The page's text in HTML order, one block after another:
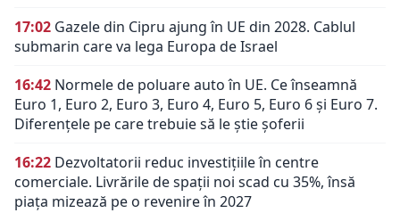
17:02 Gazele din Cipru ajung în UE din 2028. Cablul
submarin care va lega Europa de Israel
16:42 Normele de poluare auto în UE. Ce înseamnă
Euro 1, Euro 2, Euro 3, Euro 4, Euro 5, Euro 6 și Euro 7.
Diferențele pe care trebuie să le știe șoferii
16:22 Dezvoltatorii reduc investițiile în centre
comerciale. Livrările de spații noi scad cu 35%, însă
piața mizează pe o revenire în 2027